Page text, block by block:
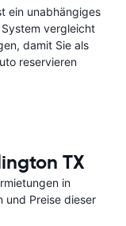
ein unabhängiges
vergleicht
damit Sie als
reservieren
TX
in
und Preise dieser